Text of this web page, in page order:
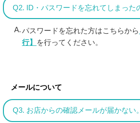
Q2. ID・パスワードを忘れてしまった
パスワードを忘れた方はこちらから
行】
を行ってください。
メールについて
Q3. お店からの確認メールが届かない。